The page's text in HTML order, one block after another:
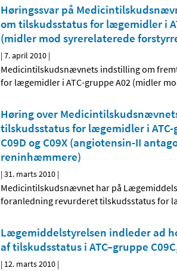
Høringssvar på
om tilskudsstatus for lægemidler i
(midler mod syrerelaterede
|7. april 2010 |
Medicintilskudsnævnets indstilling om
for lægemidler i ATC-gruppe A02 (midler
Høring over
tilskudsstatus for lægemidler i ATC-
C09D og C09X (angiotensin-II
reninhæmmere)
|31. marts 2010 |
Medicintilskudsnævnet har på
foranledning revurderet tilskudsstatus for
Lægemiddelstyrelsen indleder ad
af tilskudsstatus i ATC–gruppe
| 12. marts 2010 |